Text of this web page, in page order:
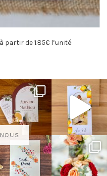
partir de 1.85€ l’unité